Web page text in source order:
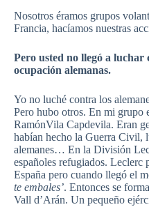
Nosotros éramos grupos
Francia, hacíamos nuestras
Pero usted no llegó a luchar
ocupación alemanas.
Yo no luché contra los
Pero hubo otros. En mi grupo
RamónVila Capdevila. Eran
habían hecho la Guerra Civil,
alemanes… En la División
españoles refugiados. Leclerc
España pero cuando llegó el
te embales’. Entonces se
Vall d’Arán. Un pequeño